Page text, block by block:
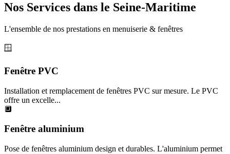
Nos Services dans le Seine-Maritime
L'ensemble de nos prestations en menuiserie & fenêtres
🪟
Fenêtre PVC
Installation et remplacement de fenêtres PVC sur mesure. Le PVC
offre un excelle...
🔲
Fenêtre aluminium
Pose de fenêtres aluminium design et durables. L'aluminium permet